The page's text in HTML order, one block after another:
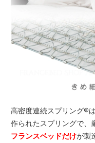
高密度連続スプリング®
作られたスプリングで、
フランスベッドだけが製